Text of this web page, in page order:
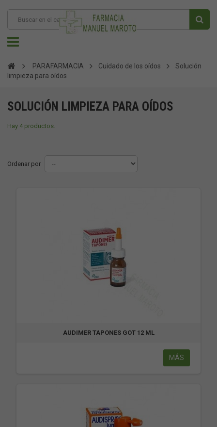
PARAFARMACIA Cuidado de los oídos
Solución
limpieza para oídos
SOLUCIÓN LIMPIEZA PARA OÍDOS
Hay 4 productos.
Ordenar por
AUDIMER TAPONES GOT 12 ML
MÁS